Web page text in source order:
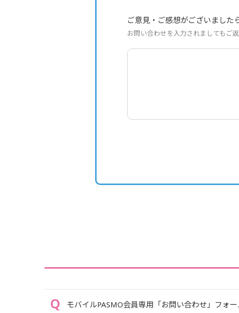
ご意見・ご感想がございました
お問い合わせを入力されましてもご
モバイルPASMO会員専用「お問い合わせ」フォー